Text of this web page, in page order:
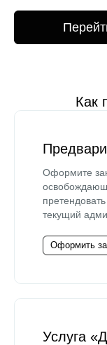
Как
Оформите
текущий
Оформить
Услуга